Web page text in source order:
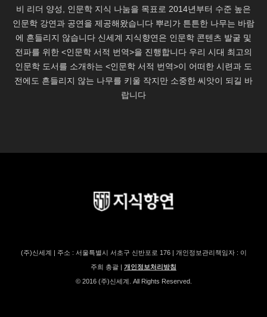
(주)신세계 | 주소 : 서울특별시 서초구 신반포로 176 | 개인정보관리책임자 : 이
주희 총괄 | 개인정보처리방침